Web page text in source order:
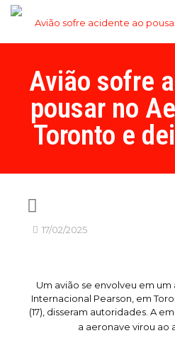
Avião sofre
pousar no
Toronto e
17/02/2025
Um avião se envolveu em
Internacional Pearson, em
(17), disseram autoridades. A
a aeronave virou ao